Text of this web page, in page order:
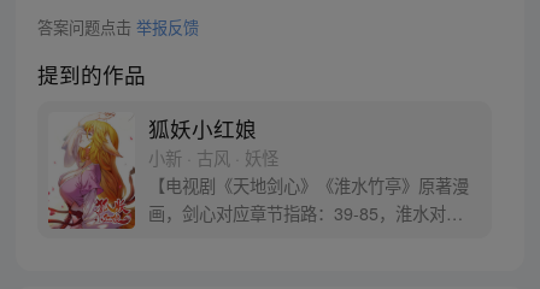
答案问题点击 举报反馈
提到的作品
狐妖小红娘
小新 · 古风 · 妖怪
【电视剧《天地剑心》《淮水竹亭》原著漫
画，剑心对应章节指路：39-85，淮水对应